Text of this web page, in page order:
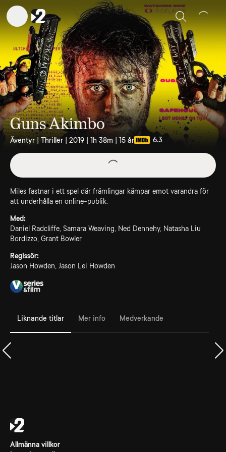
Sök
Guns Akimbo
Äventyr | Thriller | 2019 | 1h 38m | 15 år 6.3
Miles fastnar i ett spel där främlingar kämpar emot varandra för
att underhålla en online-publik.
Med:
Daniel Radcliffe, Samara Weaving, Ned Dennehy, Natasha Liu
Bordizzo, Grant Bowler
Regissör:
Jason Howden, Jason Lei Howden
Liknande titlar Mer info Medverkande
Allmänna villkor